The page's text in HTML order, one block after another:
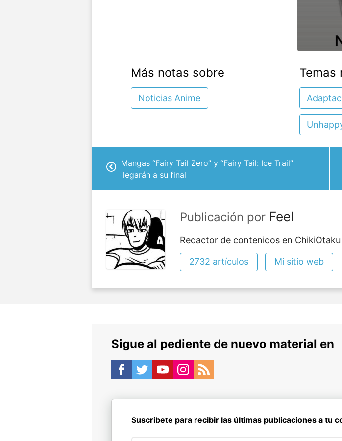
Más notas sobre
Noticias Anime
Temas
Mangas “Fairy Tail Zero” y “Fairy Tail: Ice Trail”
llegarán a su final
Publicación por Feel
Redactor de contenidos en ChikiOtaku
2732 artículos Mi sitio web
Sigue al pediente de nuevo material en
Suscribete para recibir las últimas publicaciones a tu